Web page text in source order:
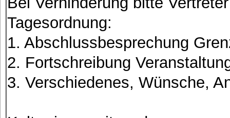
Tagesordnung:
1. Abschlussbesprechung
2. Fortschreibung
3. Verschiedenes, Wünsche,